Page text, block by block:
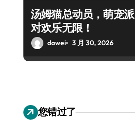
汤姆猫总动员，萌宠派
对欢乐无限！
dawei 3 月 30, 2026
您错过了